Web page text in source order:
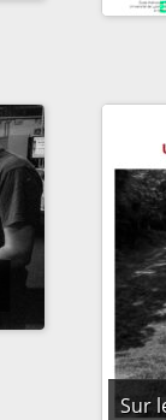
Sur